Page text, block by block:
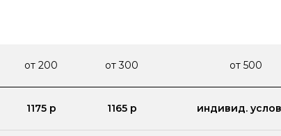
от 200 от 300 от 500
1175 р 1165 р индивид.